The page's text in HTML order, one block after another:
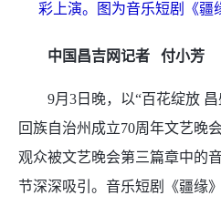
彩上演。图为音乐短剧《疆
中国昌吉网记者 付小芳
9月3日晚，以“百花绽放 昌
回族自治州成立70周年文艺晚
观众被文艺晚会第三篇章中的
节深深吸引。音乐短剧《疆缘